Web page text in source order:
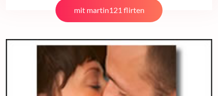
mit martin121 flirten